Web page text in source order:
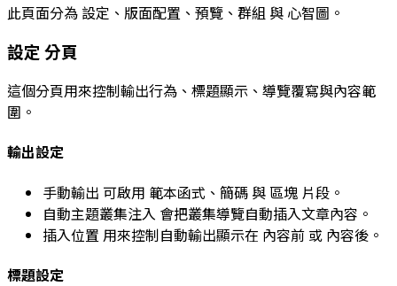
此頁面分為 設定 、 版面配置 、 預覽 、 群組 與 心智圖 。
設定分頁
這個分頁用來控制輸出行為、標題顯示、導覽覆寫與內容範
圍。
輸出設定
手動輸出 可啟用 範本函式 、 簡碼 與 區塊 片段。
自動主題叢集注入 會把叢集導覽自動插入文章內容。
插入位置 用來控制自動輸出顯示在 內容前 或 內容後 。
標題設定